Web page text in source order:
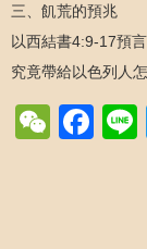
三、飢荒的預兆
以西結書4:9-17預
究竟帶給以色列人